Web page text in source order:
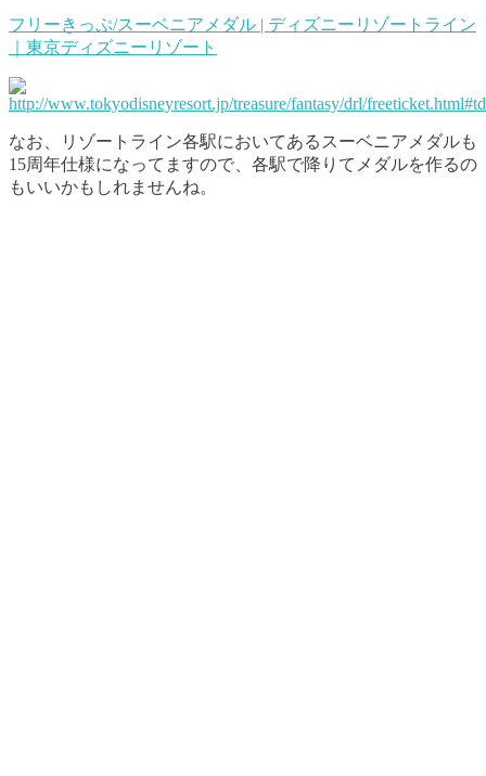
フリーきっぷ/スーベニアメダル | ディズニーリゾートライン
｜東京ディズニーリゾート
なお、リゾートライン各駅においてあるスーベニアメダルも
15周年仕様になってますので、各駅で降りてメダルを作るの
もいいかもしれませんね。